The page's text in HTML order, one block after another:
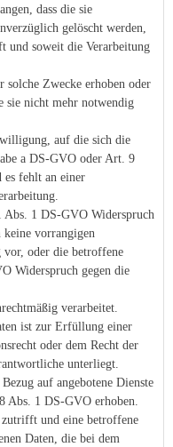
dass die sie
gelöscht werden,
und soweit die Verarbeitung
solche Zwecke erhoben oder
sie nicht mehr notwendig
auf die sich die
a DS-GVO oder Art. 9
es fehlt an einer
Abs. 1 DS-GVO Widerspruch
keine vorrangigen
vor, oder die betroffene
Widerspruch gegen die
verarbeitet.
ist zur Erfüllung einer
oder dem Recht der
unterliegt.
auf angebotene Dienste
Abs. 1 DS-GVO erhoben.
zutrifft und eine betroffene
Daten, die bei dem